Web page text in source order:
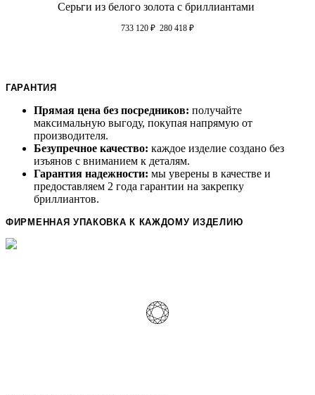
Серьги из белого золота с бриллиантами
733 120 ₽ 280 418 ₽
ГАРАНТИЯ
Прямая цена без посредников: получайте
максимальную выгоду, покупая напрямую от
производителя.
Безупречное качество: каждое изделие создано без
изъянов с вниманием к деталям.
Гарантия надежности: мы уверены в качестве и
предоставляем 2 года гарантии на закрепку
бриллиантов.
ФИРМЕННАЯ УПАКОВКА К КАЖДОМУ ИЗДЕЛИЮ